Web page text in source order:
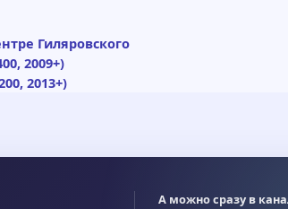
Гиляровского
2009+)
2013+)
А можно сразу в